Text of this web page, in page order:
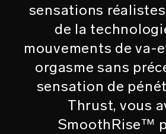
sensations
de la
mouvements de va-
orgasme sans
sensation de
Thrust, vous
SmoothRise™